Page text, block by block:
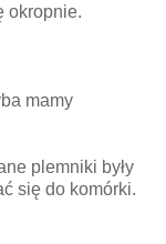
okropnie.
mamy
plemniki były
się do komórki.